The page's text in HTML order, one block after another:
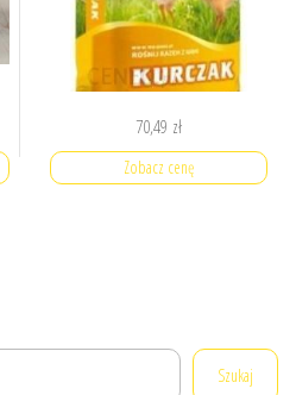
70,49 zł
Zobacz cenę
Szukaj